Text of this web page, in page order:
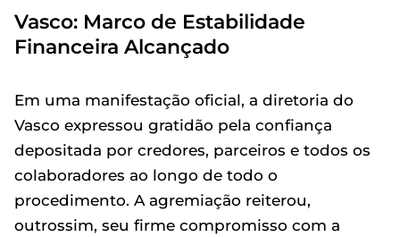
Vasco: Marco de Estabilidade
Financeira Alcançado
Em uma manifestação oficial, a diretoria do
Vasco expressou gratidão pela confiança
depositada por credores, parceiros e todos os
colaboradores ao longo de todo o
procedimento. A agremiação reiterou,
outrossim, seu firme compromisso com a